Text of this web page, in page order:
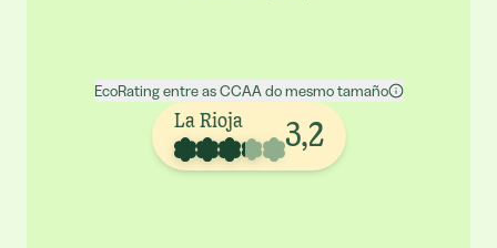
EcoRating entre as CCAA do mesmo tamaño
La Rioja
3,2